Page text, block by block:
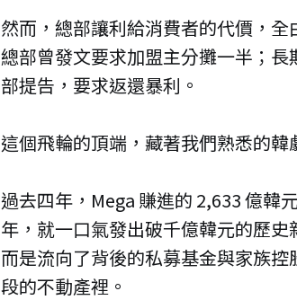
然而，總部讓利給消費者的代價，
總部曾發文要求加盟主分攤一半；
部提告，要求返還暴利。
這個飛輪的頂端，藏著我們熟悉的韓
過去四年，Mega 賺進的 2,633 億韓
年，就一口氣發出破千億韓元的歷
而是流向了背後的私募基金與家族
段的不動產裡。